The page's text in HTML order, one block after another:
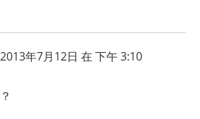
2013年7月12日 在 下午 3:10